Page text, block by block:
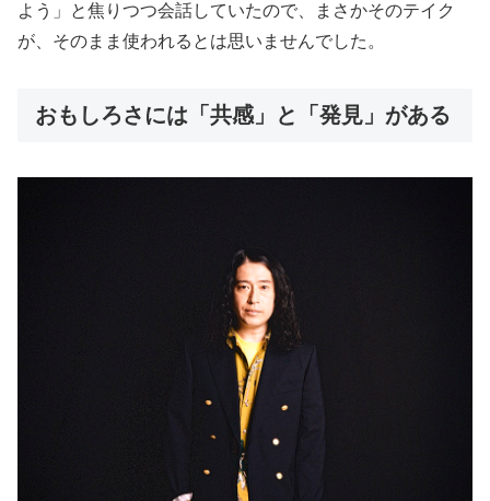
よう」と焦りつつ会話していたので、まさかそのテイク
が、そのまま使われるとは思いませんでした。
おもしろさには「共感」と「発見」がある